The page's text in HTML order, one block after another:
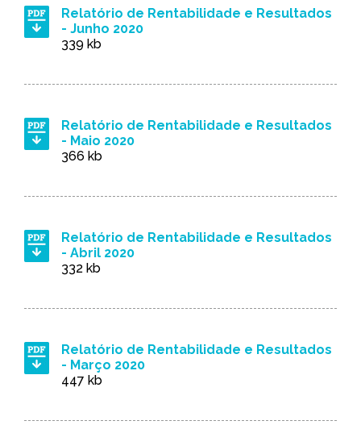
Relatório de Rentabilidade e Resultados
- Junho 2020
339 kb
Relatório de Rentabilidade e Resultados
- Maio 2020
366 kb
Relatório de Rentabilidade e Resultados
- Abril 2020
332 kb
Relatório de Rentabilidade e Resultados
- Março 2020
447 kb